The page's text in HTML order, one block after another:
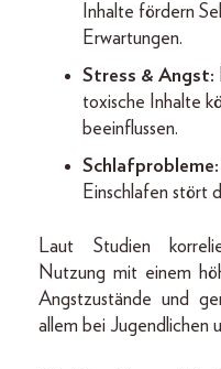
Inhalte fördern
Erwartungen.
Stress & Angst:
toxische Inhalte
beeinflussen.
Schlafprobleme:
Einschlafen stört
Laut Studien
Nutzung mit einem
Angstzustände und
allem bei Jugendlichen